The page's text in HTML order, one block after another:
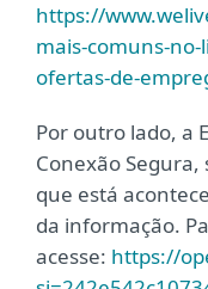
https://
mais-comuns-
ofertas-de-
Por outro lado, a
Conexão
que está
da informação.
acesse: https://